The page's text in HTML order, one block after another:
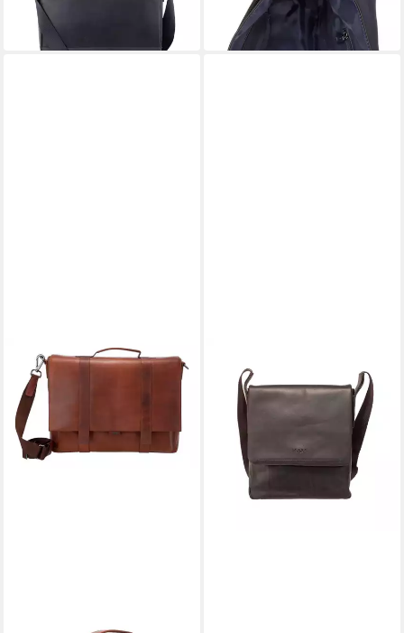
-10%
in 1-2 Werktagen bei dir
in 1-2 Werktagen bei dir